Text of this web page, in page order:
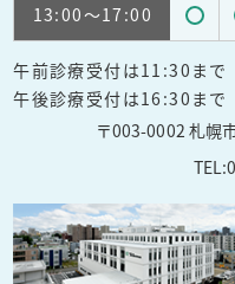
付
能
13:00～17:00
受
付
可
能
午前診療受付は11:30まで
午後診療受付は16:30まで
〒003-0002 札幌
TEL: